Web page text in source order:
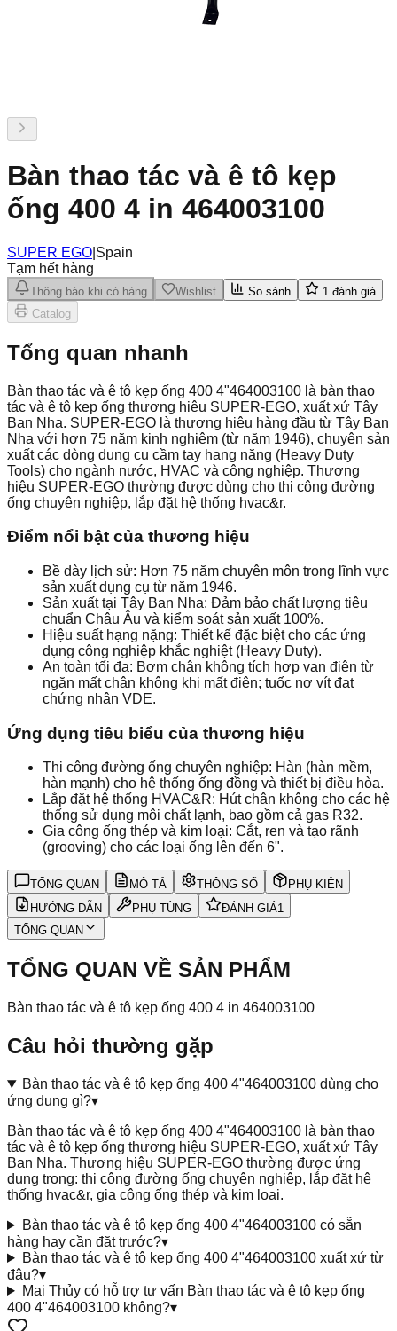
Bàn thao tác và ê tô kẹp
ống 400 4 in 464003100
SUPER EGO Spain
Tạm hết hàng
Thông báo khi có hàng Wishlist So sánh 1 đánh giá
Catalog
Tổng quan nhanh
Bàn thao tác và ê tô kẹp ống 400 4"464003100 là bàn thao
tác và ê tô kẹp ống thương hiệu SUPER-EGO, xuất xứ Tây
Ban Nha. SUPER-EGO là thương hiệu hàng đầu từ Tây Ban
Nha với hơn 75 năm kinh nghiệm (từ năm 1946), chuyên sản
xuất các dòng dụng cụ cầm tay hạng nặng (Heavy Duty
Tools) cho ngành nước, HVAC và công nghiệp. Thương
hiệu SUPER-EGO thường được dùng cho thi công đường
ống chuyên nghiệp, lắp đặt hệ thống hvac&r.
Điểm nổi bật của thương hiệu
Bề dày lịch sử: Hơn 75 năm chuyên môn trong lĩnh vực
sản xuất dụng cụ từ năm 1946.
Sản xuất tại Tây Ban Nha: Đảm bảo chất lượng tiêu
chuẩn Châu Âu và kiểm soát sản xuất 100%.
Hiệu suất hạng nặng: Thiết kế đặc biệt cho các ứng
dụng công nghiệp khắc nghiệt (Heavy Duty).
An toàn tối đa: Bơm chân không tích hợp van điện từ
ngăn mất chân không khi mất điện; tuốc nơ vít đạt
chứng nhận VDE.
Ứng dụng tiêu biểu của thương hiệu
Thi công đường ống chuyên nghiệp: Hàn (hàn mềm,
hàn mạnh) cho hệ thống ống đồng và thiết bị điều hòa.
Lắp đặt hệ thống HVAC&R: Hút chân không cho các hệ
thống sử dụng môi chất lạnh, bao gồm cả gas R32.
Gia công ống thép và kim loại: Cắt, ren và tạo rãnh
(grooving) cho các loại ống lên đến 6".
TỔNG QUAN MÔ TẢ THÔNG SỐ
PHỤ KIỆN
HƯỚNG DẪN
PHỤ TÙNG ĐÁNH GIÁ1
TỔNG QUAN
TỔNG QUAN VỀ SẢN PHẨM
Bàn thao tác và ê tô kẹp ống 400 4 in 464003100
Câu hỏi thường gặp
Bàn thao tác và ê tô kẹp ống 400 4"464003100 dùng cho
ứng dụng gì?▾
Bàn thao tác và ê tô kẹp ống 400 4"464003100 là bàn thao
tác và ê tô kẹp ống thương hiệu SUPER-EGO, xuất xứ Tây
Ban Nha. Thương hiệu SUPER-EGO thường được ứng
dụng trong: thi công đường ống chuyên nghiệp, lắp đặt hệ
thống hvac&r, gia công ống thép và kim loại.
Bàn thao tác và ê tô kẹp ống 400 4"464003100 có sẵn
hàng hay cần đặt trước?▾
Bàn thao tác và ê tô kẹp ống 400 4"464003100 xuất xứ từ
đâu?▾
Mai Thủy có hỗ trợ tư vấn Bàn thao tác và ê tô kẹp ống
400 4"464003100 không?▾